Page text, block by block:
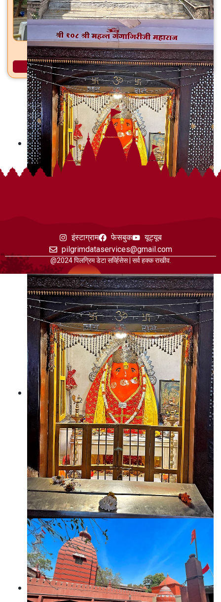
वरद विनायक मंदिर गवराळा, ता. भद्रावती, जि. चंद्रपूर
अधिक माहिती
इंस्टाग्राम फेसबुक
यूट्यूब
pilgrimdataservices@gmail.com
@2024 पिलग्रिम डेटा सर्व्हिसेस | सर्व हक्क राखीव.